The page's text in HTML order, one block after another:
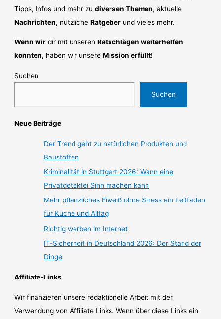
Tipps, Infos und mehr zudiversen Themen, aktuelle
Nachrichten, nützlicheRatgeber und vieles mehr.
Wenn wir dir mit unserenRatschlägen weiterhelfen
konnten, haben wir unsereMission erfüllt!
Suchen
Suchen
Neue Beiträge
Der Trend geht zu natürlichen Produkten und
Baustoffen
Kriminalität in Stuttgart 2026: Wann eine
Privatdetektei Sinn machen kann
Mehr pflanzliches Eiweiß ohne Stress ein Leitfaden
für Küche und Alltag
Richtig werben im Internet
IT-Sicherheit in Deutschland 2026: Der Stand der
Dinge
Affiliate-Links
Wir finanzieren unsere redaktionelle Arbeit mit der
Verwendung von Affiliate Links. Wenn über diese Links ein